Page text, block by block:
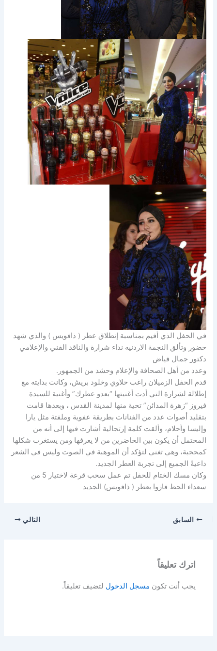
في الحفل الذي أقيم بمناسبة إنطلاق عطر ( ذافويس ) والذي شهد
حضور وتألق النجمة الاردنيه نداء شرارة والناقد الفني والإعلامي
دكتور جمال فياض
وعدد من أهل الصحافة والإعلام وحشد من الجمهور.
قدم الحفل الزميلان ​راغب حلاوي​ و​خلود بريش​، وكانت بدايته مع
إطلالة لشرارة التي أدت أغنيتها “​بعدو عطرك​” وأغنية للسيدة
فيروز “زهرة المدائن” تحية منها لمدينة القدس ، وبعدها قامت
بتقليد أصوات عدد من الفنانات بطريقة عفوية وملفتة مثل يارا
وإليسا وأحلام، وألقت كلمة إرتجالية أشارت فيها إلى أنه من
المحتمل أن يكون بين الحاضرين من لا يعرفها ومن يستغرب شكلها
كمحجبة، وهي تغني لتؤكد أن الموهبة في الصوت وليس في الشعر
داعيةً الجميع إلى تجربة العطر الجديد.
وكان مسك الختام للحفل تم عمل سحب قرعة لاختيار 5 من
سعداء الحظ فازوا بعطر ( ذافويس) الجديد
السابق التالي
اترك تعليقاً
يجب أنت تكون مسجل الدخول لتضيف تعليقاً.